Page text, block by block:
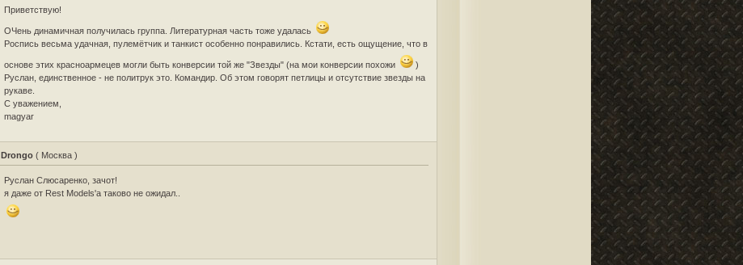
Приветствую!
ОЧень динамичная получилась группа. Литературная часть тоже удалась
Роспись весьма удачная, пулемётчик и танкист особенно понравились. Кстати, есть ощущение, что в
основе этих красноармецев могли быть конверсии той же "Звезды" (на мои конверсии похожи
)
Руслан, единственное - не политрук это. Командир. Об этом говорят петлицы и отсутствие звезды на
рукаве.
С уважением,
magyar
Drongo ( Москва )
Руслан Слюсаренко, зачот!
я даже от Rest Models'а таково не ожидал..